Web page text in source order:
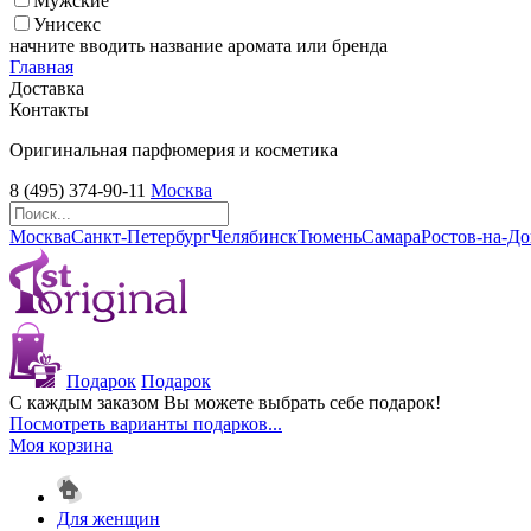
Унисекс
начните вводить название аромата или бренда
Главная
Доставка
Контакты
Оригинальная парфюмерия и косметика
8 (495) 374-90-11 Москва
МоскваСанкт-ПетербургЧелябинскТюменьСамараРостов-на-
Подарок Подарок
С каждым заказом Вы можете выбрать себе подарок!
Посмотреть варианты подарков...
Моя корзина
Для женщин